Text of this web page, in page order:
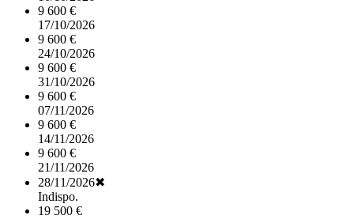
9 600 €
17/10/2026
9 600 €
24/10/2026
9 600 €
31/10/2026
9 600 €
07/11/2026
9 600 €
14/11/2026
9 600 €
21/11/2026
28/11/2026✖
Indispo.
19 500 €